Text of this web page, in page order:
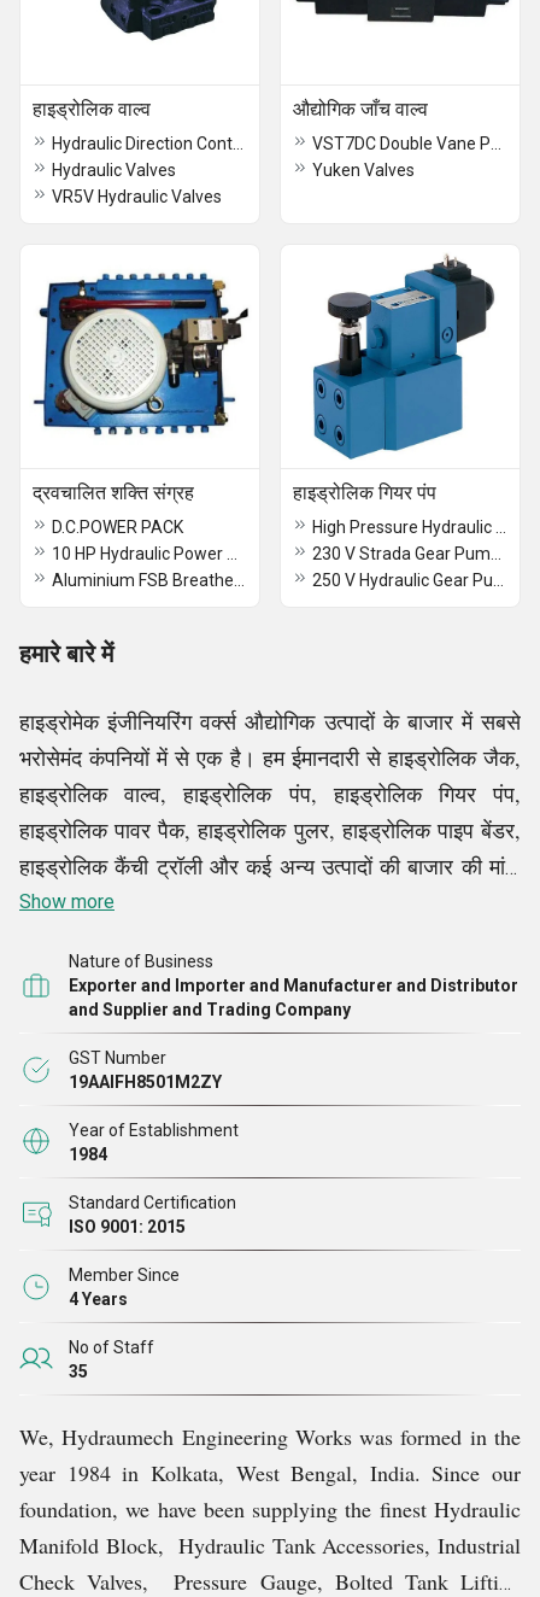
हाइड्रोलिक वाल्व
Hydraulic Valves
VR5V Hydraulic Valves
औद्योगिक जाँच वाल्व
Yuken Valves
द्रवचालित शक्ति संग्रह
D.C.POWER PACK
हाइड्रोलिक गियर पंप
हमारे बारे में
हाइड्रोमेक इंजीनियरिंग वर्क्स औद्योगिक उत्पादों के बाजार में सबसे
भरोसेमंद कंपनियों में से एक है। हम ईमानदारी से हाइड्रोलिक जैक,
हाइड्रोलिक वाल्व, हाइड्रोलिक पंप, हाइड्रोलिक गियर पंप,
हाइड्रोलिक पावर पैक, हाइड्रोलिक पुलर, हाइड्रोलिक पाइप बेंडर,
हाइड्रोलिक कैंची ट्रॉली और कई अन्य उत्पादों की बाजार की मांगों
को पूरा करते हैं। बाजार की मांगों को लगातार पूरा करने की हमारी
हमने अपनी पेशकशों की सूची में बड़ी संख्या में उत्पादों को बनाए रखा
है, जिससे हम विभिन्न उद्योगों के कई ग्राहकों की आवश्यकताओं को
पूरा कर सकते हैं। हमारा प्रत्येक उत्पाद उद्योग द्वारा निर्धारित
मानदंडों और मानकों के अनुसार सटीक रूप से तैयार करके
उत्कृष्टता के प्रति हमारी प्रतिबद्धता को दर्शाता
Show more
Nature of Business
Exporter and Importer and Manufacturer and Distributor
and Supplier and Trading Company
GST Number
19AAIFH8501M2ZY
Year of Establishment
1984
Standard Certification
ISO 9001: 2015
Member Since
4 Years
No of Staff
35
We, Hydraumech Engineering Works was formed in the
year 1984 in Kolkata, West Bengal, India. Since our
foundation, we have been supplying the finest Hydraulic
Manifold Block, Hydraulic Tank Accessories, Industrial
Check Valves, Pressure Gauge, Bolted Tank Lifting